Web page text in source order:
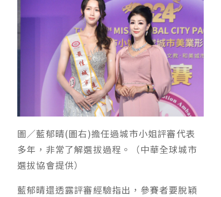
圖／藍郁晴(圖右)擔任過城市小姐評審代表
多年，非常了解選拔過程。（中華全球城市
選拔協會提供）
藍郁晴還透露評審經驗指出，參賽者要脫穎